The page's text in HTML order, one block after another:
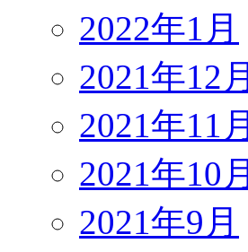
2022年1月
2021年12月
2021年11月
2021年10月
2021年9月